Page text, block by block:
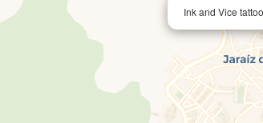
Ink and Vice